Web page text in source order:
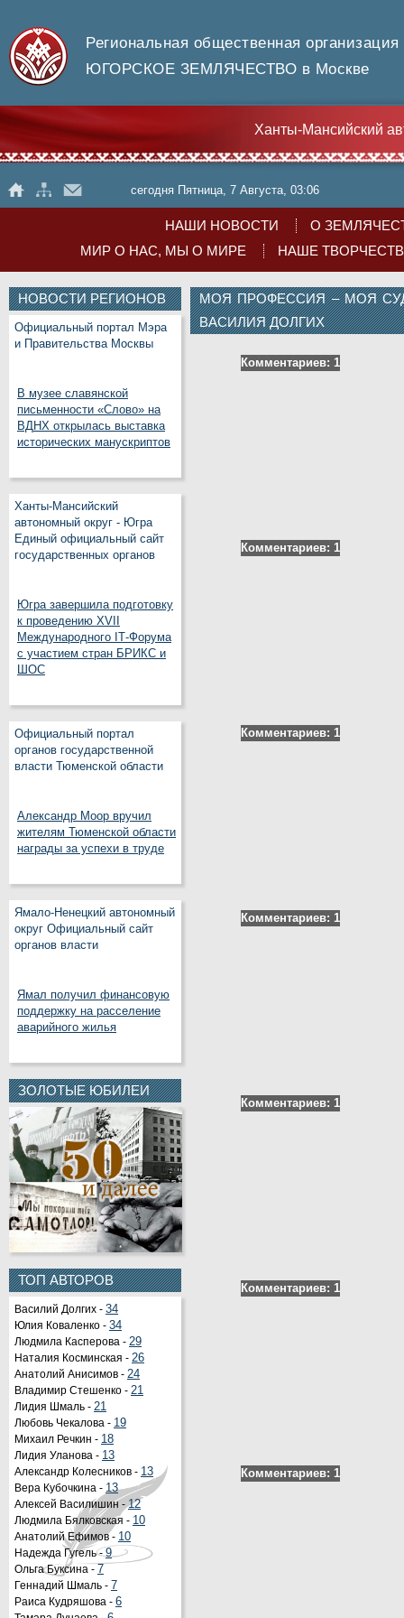
Региональная общественная организация
ЮГОРСКОЕ ЗЕМЛЯЧЕСТВО в Москве
Ханты-Мансийский
сегодня Пятница, 7 Августа, 03:06
НАШИ НОВОСТИ
О
МИР О НАС, МЫ О МИРЕ
НАШЕ
НОВОСТИ РЕГИОНОВ
Официальный портал Мэра
и Правительства Москвы
В музее славянской
письменности «Слово» на
ВДНХ открылась выставка
исторических манускриптов
Ханты-Мансийский
автономный округ - Югра
Единый официальный сайт
государственных органов
Югра завершила подготовку
к проведению XVII
Международного IT‑Форума
с участием стран БРИКС и
ШОС
Официальный портал
органов государственной
власти Тюменской области
Александр Моор вручил
жителям Тюменской области
награды за успехи в труде
Ямало-Ненецкий автономный
округ Официальный сайт
органов власти
Ямал получил финансовую
поддержку на расселение
аварийного жилья
ЗОЛОТЫЕ ЮБИЛЕИ
ТОП АВТОРОВ
Василий Долгих - 34
Юлия Коваленко - 34
Людмила Касперова - 29
Наталия Косминская - 26
Анатолий Анисимов - 24
Владимир Стешенко - 21
Лидия Шмаль - 21
Любовь Чекалова - 19
Михаил Речкин - 18
Лидия Уланова - 13
Александр Колесников - 13
Вера Кубочкина - 13
Алексей Василишин -12
Людмила Бялковская - 10
Анатолий Ефимов - 10
Надежда Гугель -9
Ольга Буксина - 7
Геннадий Шмаль - 7
Раиса Кудряшова - 6
МОЯ ПРОФЕССИЯ – МОЯ
ВАСИЛИЯ ДОЛГИХ
Комментариев: 1
Комментариев: 1
Комментариев: 1
Комментариев: 1
Комментариев: 1
Комментариев: 1
Комментариев: 1